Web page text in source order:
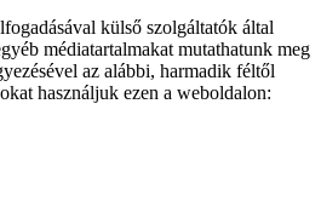
külső szolgáltatók által
médiatartalmakat mutathatunk meg
az alábbi, harmadik féltől
használjuk ezen a weboldalon: